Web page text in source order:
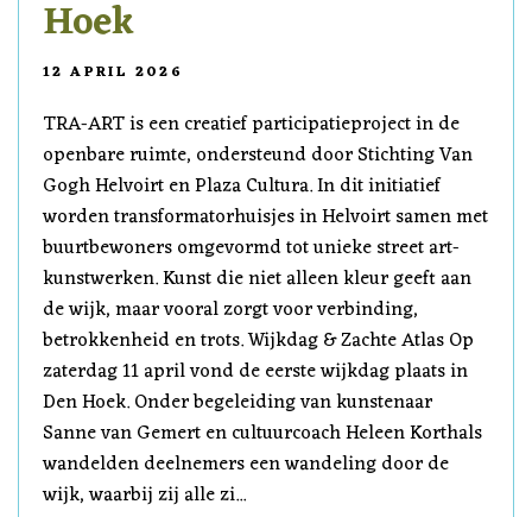
Hoek
12 APRIL 2026
TRA-ART is een creatief participatieproject in de
openbare ruimte, ondersteund door Stichting Van
Gogh Helvoirt en Plaza Cultura. In dit initiatief
worden transformatorhuisjes in Helvoirt samen met
buurtbewoners omgevormd tot unieke street art-
kunstwerken. Kunst die niet alleen kleur geeft aan
de wijk, maar vooral zorgt voor verbinding,
betrokkenheid en trots. Wijkdag & Zachte Atlas Op
zaterdag 11 april vond de eerste wijkdag plaats in
Den Hoek. Onder begeleiding van kunstenaar
Sanne van Gemert en cultuurcoach Heleen Korthals
wandelden deelnemers een wandeling door de
wijk, waarbij zij alle zi...